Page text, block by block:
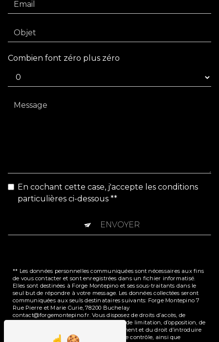
Combien font zéro plus zéro
En cochant cette case, j'accepte les conditions
particulières ci-dessous **
ENVOYER
** Les données personnelles communiquées sont nécessaires aux fins
de vous contacter et sont enregistrées dans un fichier informatisé.
Elles sont destinées à Forge Montepino et ses sous-traitants dans le
seul but de répondre à votre message. Les données collectées seront
communiquées aux seuls destinataires suivants: Forge Montepino 7
Rue Pierre et Marie Curie, 78200 Buchelay
contact@forgemontepino.fr. Vous disposez de droits d’accès, de
rectification, d’effacement, de portabilité, de limitation, d’opposition, de
retrait de votre consentement à tout moment et du droit d’introduire
une réclamation auprès d’une autorité de contrôle, ainsi que